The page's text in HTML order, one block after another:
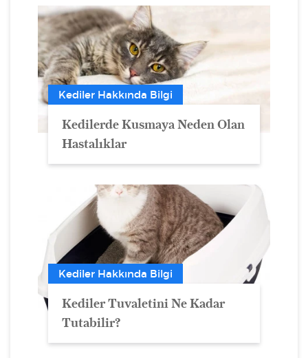
Kediler Hakkında Bilgi
Kedilerde Kusmaya Neden Olan
Hastalıklar
Kediler Hakkında Bilgi
Kediler Tuvaletini Ne Kadar
Tutabilir?